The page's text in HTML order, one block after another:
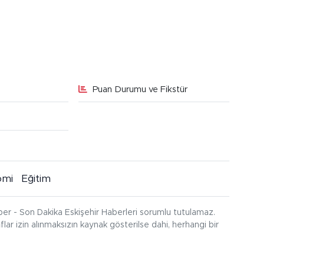
Puan Durumu ve Fikstür
Eğitim
- Son Dakika Eskişehir Haberleri sorumlu tutulamaz.
izin alınmaksızın kaynak gösterilse dahi, herhangi bir